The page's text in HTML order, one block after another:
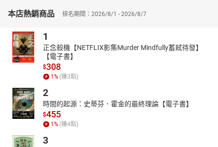
本店熱銷商品 排名期間：2026/8/1 - 2026/8/7
1
正念殺機【NETFLIX影集Murder Mindfully蓄弒待發】
【電子書】
$308
1 % (賺3點)
2
時間的起源：史蒂芬．霍金的最終理論【電子書】
$455
1 % (賺4點)
3